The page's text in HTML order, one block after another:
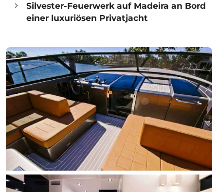
Silvester-Feuerwerk auf Madeira an Bord
einer luxuriösen Privatjacht